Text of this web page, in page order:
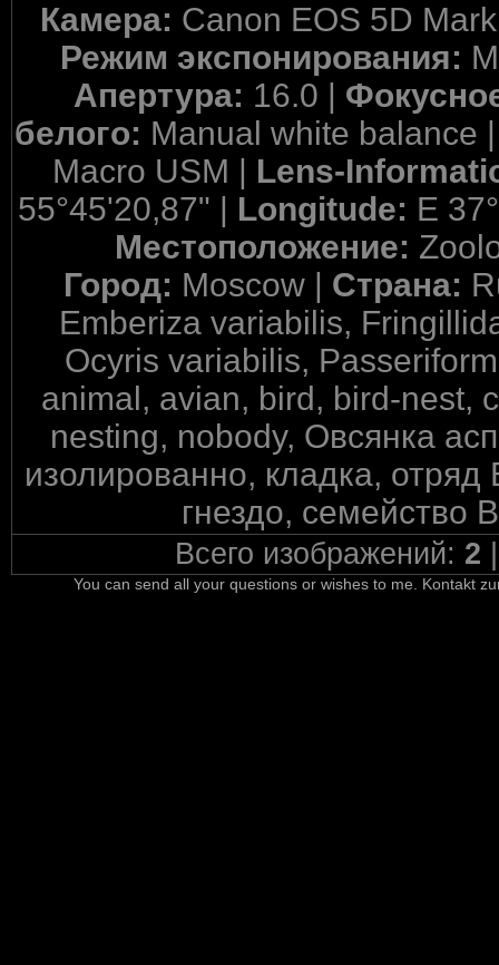
Камера: Canon EOS 5D
Режим экспонирования:
Апертура: 16.0 |
белого: Manual white balance
Macro USM | Lens-
55°45'20,87" | Longitude: E
Местоположение:
Город: Moscow | Страна:
Emberiza variabilis,
Ocyris variabilis,
animal, avian, bird, bird-nest,
nesting, nobody, Овсянка
изолированно, кладка,
гнездо, семейство
Всего изображений: 2
You can send all your questions or wishes to me. Kontakt